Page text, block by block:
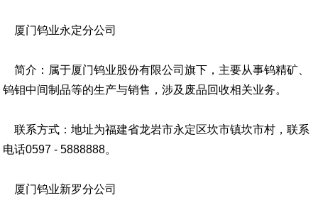
厦门钨业永定分公司
简介：属于厦门钨业股份有限公司旗下，主要从事钨精矿、
钨钼中间制品等的生产与销售，涉及废品回收相关业务。
联系方式：地址为福建省龙岩市永定区坎市镇坎市村，联系
电话0597 - 5888888。
厦门钨业新罗分公司